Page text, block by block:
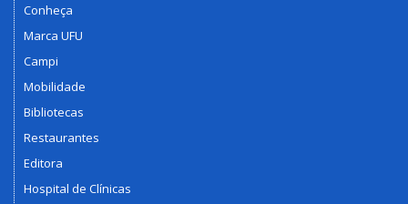
Conheça
Marca UFU
Campi
Mobilidade
Bibliotecas
Restaurantes
Editora
Hospital de Clínicas